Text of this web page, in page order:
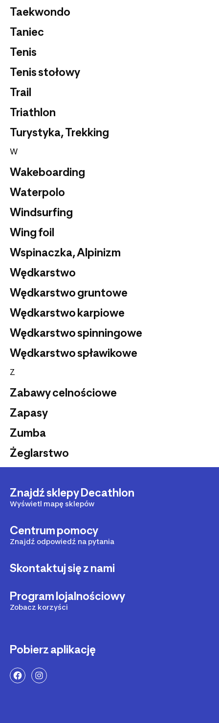
Taekwondo
Taniec
Tenis
Tenis stołowy
Trail
Triathlon
Turystyka, Trekking
W
Wakeboarding
Waterpolo
Windsurfing
Wing foil
Wspinaczka, Alpinizm
Wędkarstwo
Wędkarstwo gruntowe
Wędkarstwo karpiowe
Wędkarstwo spinningowe
Wędkarstwo spławikowe
Z
Zabawy celnościowe
Zapasy
Zumba
Żeglarstwo
Znajdź sklepy Decathlon
Wyświetl mapę sklepów
Centrum pomocy
Znajdź odpowiedź na pytania
Skontaktuj się z nami
Program lojalnościowy
Zobacz korzyści
Pobierz aplikację